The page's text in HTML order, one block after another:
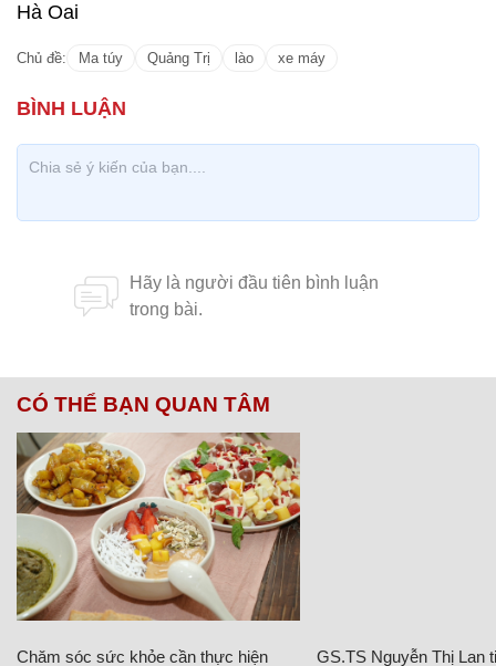
Hà Oai
Chủ đề: Ma túy Quảng Trị lào xe máy
CÓ THỂ BẠN QUAN TÂM
Chăm sóc sức khỏe cần thực hiện GS.TS Nguyễn Thị Lan